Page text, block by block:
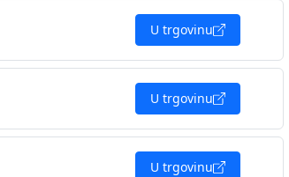
U trgovinu
U trgovinu
U trgovinu